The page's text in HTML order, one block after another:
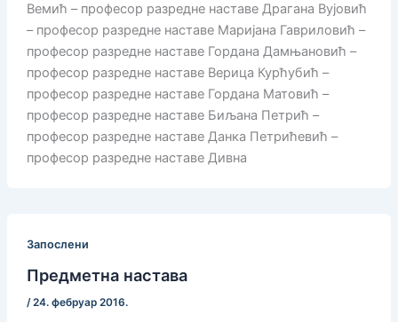
Вемић – професор разредне наставе Драгана Вујовић
– професор разредне наставе Маријана Гавриловић –
професор разредне наставе Гордана Дамњановић –
професор разредне наставе Верица Курћубић –
професор разредне наставе Гордана Матовић –
професор разредне наставе Биљана Петрић –
професор разредне наставе Данка Петрићевић –
професор разредне наставе Дивна
Запослени
Предметна настава
/24. фебруар 2016.